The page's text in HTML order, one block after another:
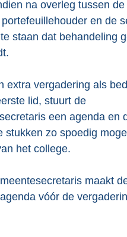
na overleg tussen de
en de
staan dat behandeling
extra vergadering als
lid, stuurt de
een agenda en
stukken zo spoedig
het college.
maakt
vóór de